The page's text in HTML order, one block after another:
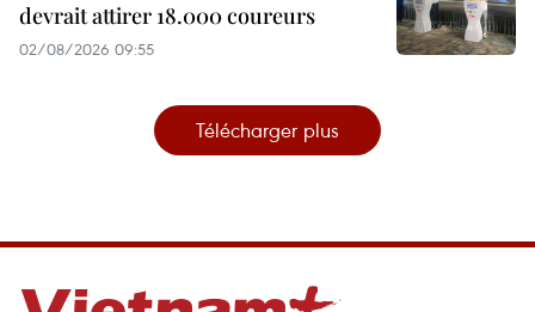
devrait attirer 18.000 coureurs
02/08/2026 09:55
Télécharger plus